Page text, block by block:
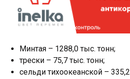
Минтая – 1288,0 тыс. тонн;
трески – 75,7 тыс. тонн;
сельди тихоокеанской –